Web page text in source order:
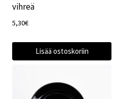
vihreä
5,30€
Lisää ostoskoriin